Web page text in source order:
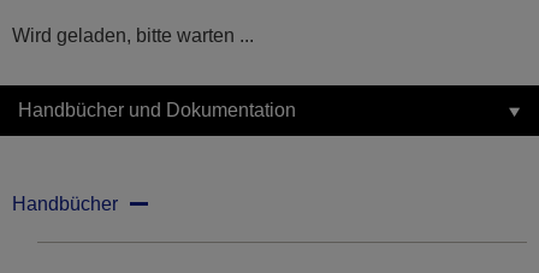
Wird geladen, bitte warten ...
Handbücher und Dokumentation
Handbücher